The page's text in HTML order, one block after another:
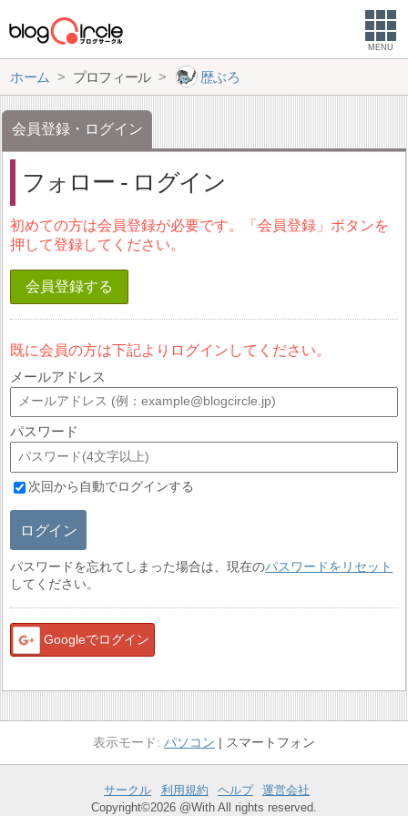
MENU
ホーム プロフィール 歴ぶろ
会員登録・ログイン
フォロー - ログイン
初めての方は会員登録が必要です。「会員登録」ボタンを
押して登録してください。
会員登録する
既に会員の方は下記よりログインしてください。
メールアドレス
パスワード
次回から自動でログインする
ログイン
パスワードを忘れてしまった場合は、現在のパスワードをリセット
してください。
Googleでログイン
パソコン スマートフォン
サークル 利用規約 ヘルプ
運営会社
Copyright©2026 @With All rights reserved.